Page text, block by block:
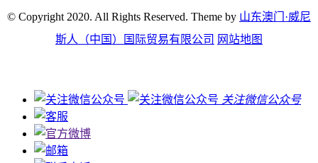
© Copyright 2020. All Rights Reserved. Theme by 山东澳门·威尼
斯人（中国）国际贸易有限公司 网站地图
关注微信公众号